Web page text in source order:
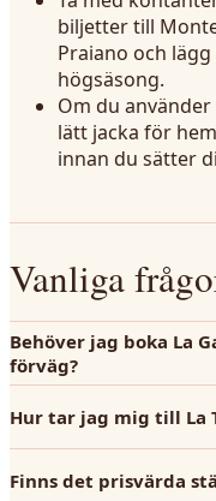
biljetter till
Praiano och
högsäsong.
Om du
lätt jacka för
innan du sätter
Vanliga
Behöver jag boka La
förväg?
Hur tar jag mig till La
Finns det prisvärda